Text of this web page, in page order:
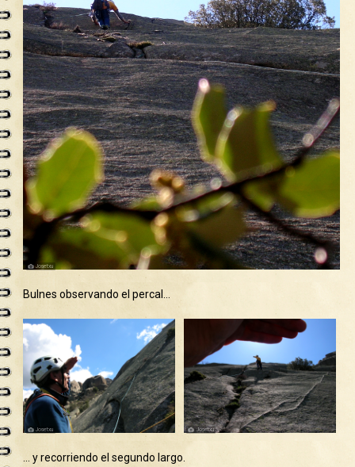
Bulnes observando el percal…
… y recorriendo el segundo largo.